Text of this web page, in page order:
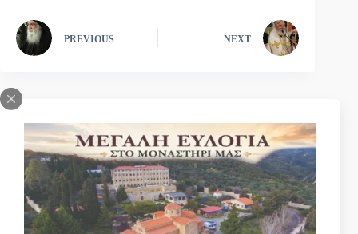
PREVIOUS NEXT
Κάντε μια Δωρεά για να στηρίξετε την Μονή μας